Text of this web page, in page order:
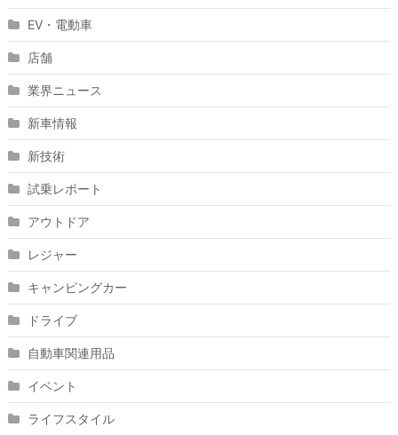
EV・電動車
店舗
業界ニュース
新車情報
新技術
試乗レポート
アウトドア
レジャー
キャンピングカー
ドライブ
自動車関連用品
イベント
ライフスタイル